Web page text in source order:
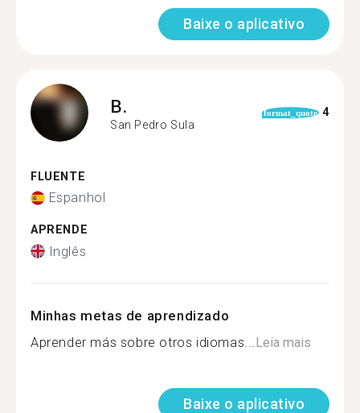
Baixe o aplicativo
B.
San Pedro Sula
format_quote 4
FLUENTE
Espanhol
APRENDE
Inglês
Minhas metas de aprendizado
Aprender más sobre otros idiomas... Leia mais
Baixe o aplicativo